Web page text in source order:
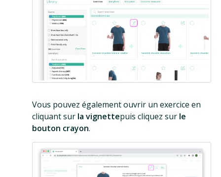
Vous pouvez également ouvrir un exercice en
cliquant sur la vignettepuis cliquez sur le
bouton crayon.